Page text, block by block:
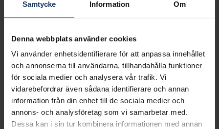
Samtycke Information Om
Denna webbplats använder cookies
Vi använder enhetsidentifierare för att anpassa innehållet
och annonserna till användarna, tillhandahålla funktioner
för sociala medier och analysera vår trafik. Vi
vidarebefordrar även sådana identifierare och annan
information från din enhet till de sociala medier och
annons- och analysföretag som vi samarbetar med.
Dessa kan i sin tur kombinera informationen med annan
VARUMÄRKE
Pandora
STEN/PÄRLA
Kubisk Zirkonia
Matchande produkter och andra varianter